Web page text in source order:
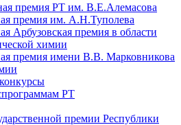
премия РТ им. В.Е.Алемасова
премия им. А.Н.Туполева
Арбузовская премия в области
химии
премия имени В.В. Марковникова
РТ
премии Республики